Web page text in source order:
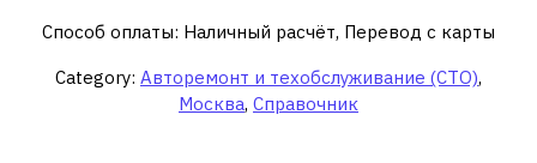
Способ оплаты: Наличный расчёт, Перевод с карты
Category: Авторемонт и техобслуживание (СТО),
Москва, Справочник